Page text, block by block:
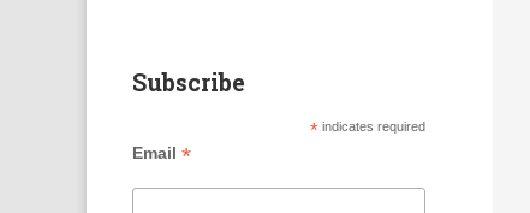
Subscribe
* indicates required
Email *